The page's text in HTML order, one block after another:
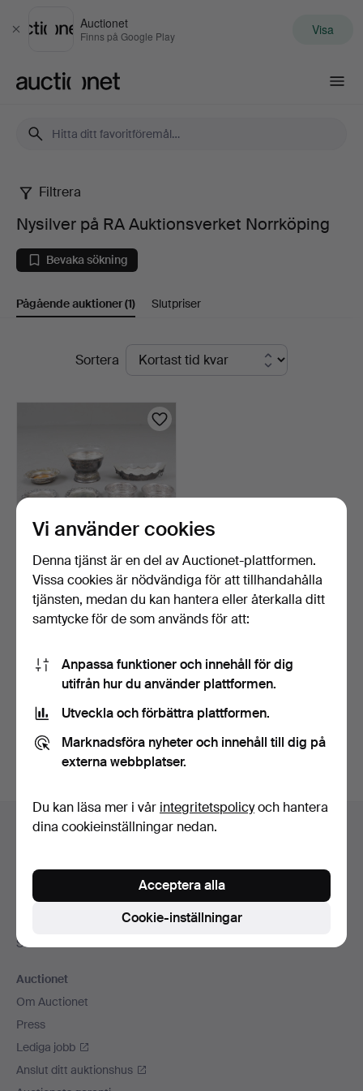
Stäng
Auctionet
Finns på Google Play Visa
Nysilver
på
RA
Auktionsverket
Norrköping
Filtrera
Nysilver på RA Auktionsverket Norrköping
Bevaka sökning
Pågående auktioner(1) Slutpriser
PågåendeSortera
DIVERSE NYSILVER, 7
delar.
Bevaka sökning
Du kan också söka i vårt arkiv med avslutade auktioner
Sidfotsnavigation
Hjälp och kontakt
Alla auktionshus
Betalningsalternativ
Sociala medier
Auctionet
Om Auctionet
Press
Lediga jobb
Anslut ditt auktionshus
Vi använder cookies
Denna tjänst är en del av Auctionet-plattformen.
Vissa cookies är nödvändiga för att tillhandahålla
tjänsten, medan du kan hantera eller återkalla ditt
samtycke för de som används för att:
Anpassa funktioner och innehåll för dig
utifrån hur du använder plattformen.
Utveckla och förbättra plattformen.
Marknadsföra nyheter och innehåll till dig på
externa webbplatser.
Du kan läsa mer i vår integritetspolicyoch hantera
dina cookieinställningar nedan.
Cookie-inställningar
Acceptera alla